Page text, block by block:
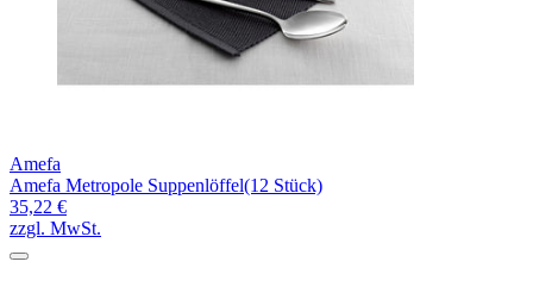
Amefa
Amefa Metropole Suppenlöffel(12 Stück)
35,22 €
zzgl. MwSt.